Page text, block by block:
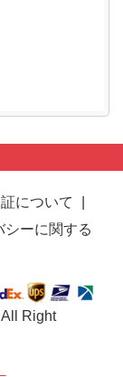
について
シーに関する
Right